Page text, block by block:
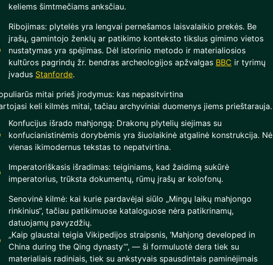
keliems šimtmečiams anksčiau.
Ribojimas: plytelės yra lengvai pernešamos laisvalaikio prekės. Be
įrašų, gamintojo ženklų ar patikimo konteksto tikslus gimimo vietos
nustatymas yra spėjimas. Dėl istorinio metodo ir materialiosios
kultūros pagrindų žr. bendras archeologijos apžvalgas BBC ir tyrimų
įvadus Stanforde.
mitai prieš įrodymus: kas nepasitvirtina
keli kilmės mitai, tačiau archyviniai duomenys jiems prieštarauja.
Konfucijus išrado mahjongą: Drakonų plytelių siejimas su
konfucianistinėmis dorybėmis yra šiuolaikinė atgalinė konstrukcija. Nė
vienas ikimodernus tekstas to nepatvirtina.
Imperatoriškasis išradimas: teiginiams, kad žaidimą sukūrė
imperatorius, trūksta dokumentų, rūmų įrašų ar kolofonų.
Senovinė kilmė: kai kurie pardavėjai siūlo „Mingų laikų mahjongo
rinkinius“, tačiau patikimuose kataloguose nėra patikrinamų,
datuojamų pavyzdžių.
„Kaip glaustai teigia Vikipedijos straipsnis, ‘Mahjong developed in
China during the Qing dynasty’“, — ši formuluotė dera tiek su
materialiais radiniais, tiek su ankstyvais spausdintais paminėjimais